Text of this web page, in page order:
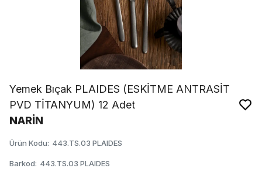
Yemek Bıçak PLAIDES (ESKİTME ANTRASİT
PVD TİTANYUM) 12 Adet
NARİN
Ürün Kodu: 443.TS.03 PLAIDES
Barkod: 443.TS.03 PLAIDES